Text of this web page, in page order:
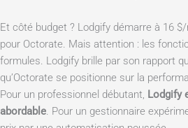
Et côté budget ? Lodgify démarre à 16
pour Octorate. Mais attention : les
formules. Lodgify brille par son rapport
qu’Octorate se positionne sur la
Pour un professionnel débutant, Lodgify
abordable. Pour un gestionnaire